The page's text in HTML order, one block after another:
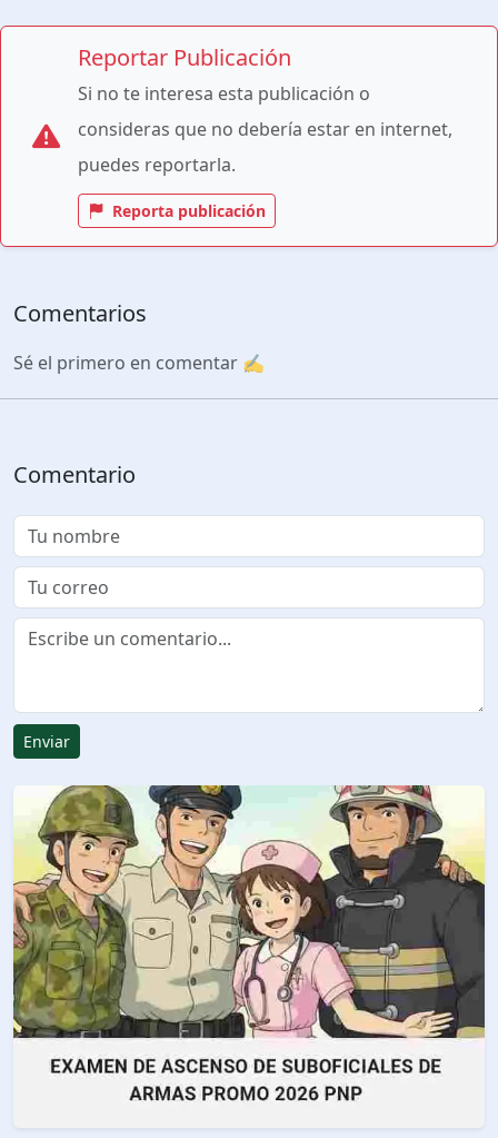
Reportar Publicación
Si no te interesa esta publicación o
consideras que no debería estar en internet,
puedes reportarla.
Reporta publicación
Comentarios
Sé el primero en comentar ✍️
Comentario
Enviar